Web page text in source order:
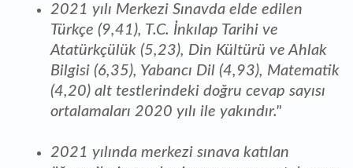
2021 yılı Merkezi Sınavda elde edilen
Türkçe (9,41), T.C. İnkılap Tarihi ve
Atatürkçülük (5,23), Din Kültürü ve Ahlak
Bilgisi (6,35), Yabancı Dil (4,93), Matematik
(4,20) alt testlerindeki doğru cevap sayısı
ortalamaları 2020 yılı ile yakındır."
2021 yılında merkezi sınava katılan